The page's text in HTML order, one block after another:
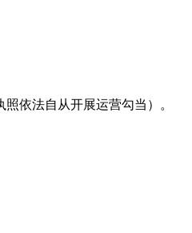
依法自从开展运营勾当）。